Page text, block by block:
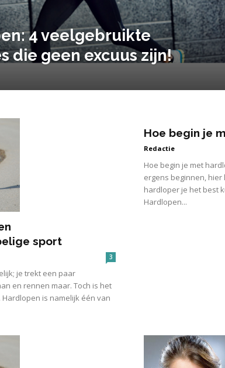
4 veelgebruikte
die geen excuus zijn!
sport
3
je trekt een paar
en rennen maar. Toch is het
is namelijk één van
Hoe begin je
Redactie
Hoe begin je met
ergens beginnen,
hardloper je het best
Hardlopen...